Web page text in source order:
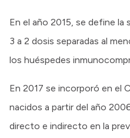
En el año 2015, se define la
3 a 2 dosis separadas al
los huéspedes
En 2017 se incorporó en el
nacidos a partir del año
directo e indirecto en la